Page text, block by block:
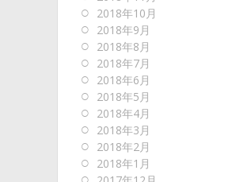
2018年10月
2018年9月
2018年8月
2018年7月
2018年6月
2018年5月
2018年4月
2018年3月
2018年2月
2018年1月